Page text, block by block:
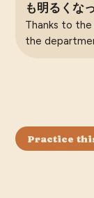
も明るくなっ
Thanks to
the
Practice